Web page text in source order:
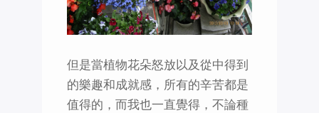
但是當植物花朵怒放以及從中得到
的樂趣和成就感，所有的辛苦都是
值得的，而我也一直覺得，不論種